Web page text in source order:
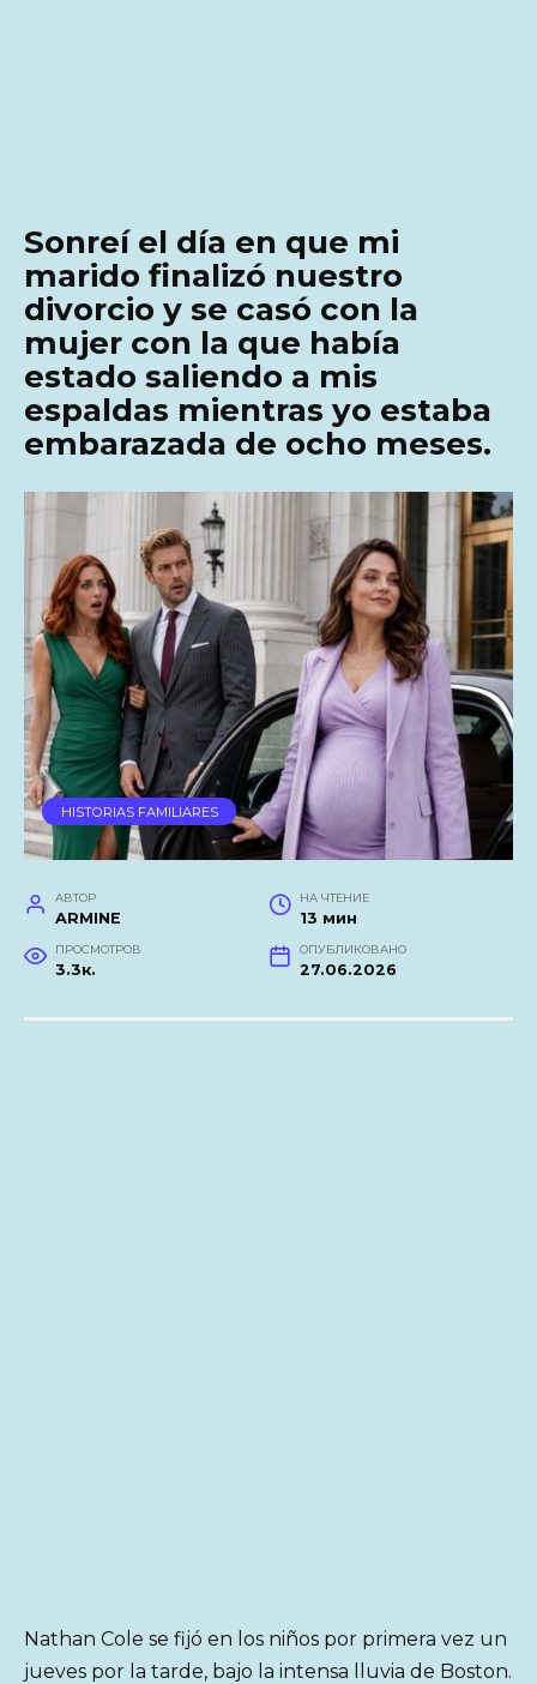
Sonreí el día en que mi
marido finalizó nuestro
divorcio y se casó con la
mujer con la que había
estado saliendo a mis
espaldas mientras yo estaba
embarazada de ocho meses.
HISTORIAS FAMILIARES
АВТОР
ARMINE
НА ЧТЕНИЕ
13 мин
ПРОСМОТРОВ
3.3к.
ОПУБЛИКОВАНО
27.06.2026
Nathan Cole se fijó en los niños por primera vez un
jueves por la tarde, bajo la intensa lluvia de Boston.